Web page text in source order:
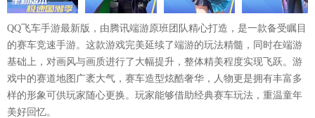
QQ飞车手游最新版，由腾讯端游原班团队精心打造，是一款备受瞩目
的赛车竞速手游。这款游戏完美延续了端游的玩法精髓，同时在端游
基础上，对画风与画质进行了大幅提升，整体精美程度实现飞跃。游
戏中的赛道地图广袤大气，赛车造型炫酷奢华，人物更是拥有丰富多
样的形象可供玩家随心更换。玩家能够借助经典赛车玩法，重温童年
美好回忆。